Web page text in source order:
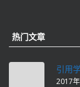
热门文章
引用
2017